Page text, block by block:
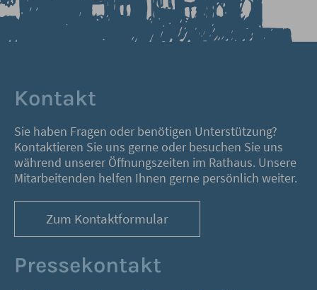
Kontakt
Sie haben Fragen oder benötigen Unterstützung?
Kontaktieren Sie uns gerne oder besuchen Sie uns
während unserer Öffnungszeiten im Rathaus. Unsere
Mitarbeitenden helfen Ihnen gerne persönlich weiter.
Zum Kontaktformular
Pressekontakt